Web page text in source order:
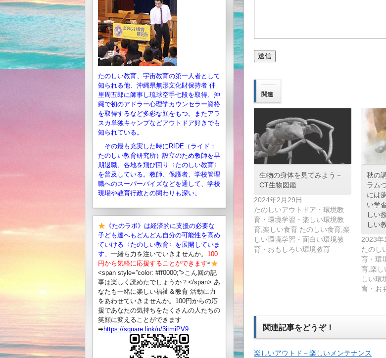
関連
生物の身体を見てみよう－
CT生物図鑑
2024年2月29日
たのしいアウトドア・環境教
育・環境学習・楽しい環境教
育,楽しい食育 たのしい食育,楽
しい環境学習・面白い環境教
育・おもしろい環境教育
秋の
ラム
には
い学
しい
しい
2023年
たのし
育・環
育,楽し
しい環
育・お
関連記事をどうぞ！
楽しいアウトド－楽しいメンテナンス
たのしい教育、宇宙教育の第一人者として
知られる他、沖縄県無形文化財保持者 仲
里周五郎に師事し琉球空手七段を取得、沖
縄で初のアドラー心理学カウンセラー資格
を取得するなど多彩な顔をもつ。またアラ
スカ単独キャンプなどアウトドア好きでも
知られている。
その最も充実した時にRIDE（ライド：
たのしい教育研究所）設立のため教師を早
期退職、 各地を飛び回り〈たのしい教育〉
を普及している。教師、保護者、学校管理
職へのスーパーバイズなどを通して、学校
現場や教育行政との関わりも深い。
《たのラボ》は経済的に支援の必要な
子ども達へもどんどん自分の可能性を高め
ていける〈たのしい教育〉を展開していま
す、一緒ら力を注いでいきませんか。 100
円から気軽に応援することができます⇨
<span style=”color: #ff0000;”>こん回の記
事は楽しく読めたでしょうか？</span> あ
なたも一緒に楽しい福祉＆教育 活動に力
をあわせていきませんか。100円からの応
援であなたの気持ちをたくさんの人たちの
笑顔に変えることができます
➡︎https://square.link/u/3itmiPV9